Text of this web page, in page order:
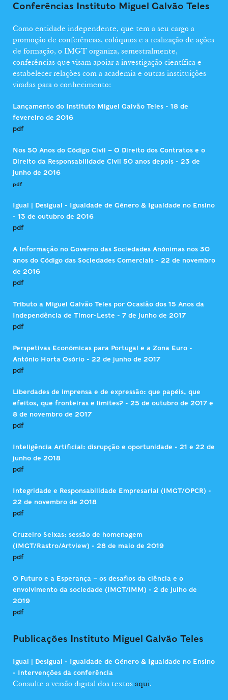
Conferências Instituto Miguel Galvão Teles
Como entidade independente, que tem a seu cargo a
promoção de conferências, colóquios e a realização de ações
de formação, o IMGT organiza, semestralmente,
conferências que visam apoiar a investigação científica e
estabelecer relações com a academia e outras instituições
viradas para o conhecimento:
Lançamento do Instituto Miguel Galvão Teles - 18 de
fevereiro de 2016
pdf
Nos 50 Anos do Código Civil – O Direito dos Contratos e o
Direito da Responsabilidade Civil 50 anos depois - 23 de
junho de 2016
pdf
Igual | Desigual - Igualdade de Género & Igualdade no Ensino
- 13 de outubro de 2016
pdf
A Informação no Governo das Sociedades Anónimas nos 30
anos do Código das Sociedades Comerciais - 22 de novembro
de 2016
pdf
Tributo a Miguel Galvão Teles por Ocasião dos 15 Anos da
Independência de Timor-Leste - 7 de junho de 2017
pdf
Perspetivas Económicas para Portugal e a Zona Euro -
António Horta Osório - 22 de junho de 2017
pdf
Liberdades de imprensa e de expressão: que papéis, que
efeitos, que fronteiras e limites? - 25 de outubro de 2017 e
8 de novembro de 2017
pdf
Inteligência Artificial: disrupção e oportunidade - 21 e 22 de
junho de 2018
pdf
Integridade e Responsabilidade Empresarial (IMGT/OPCR) -
22 de novembro de 2018
pdf
Cruzeiro Seixas: sessão de homenagem
(IMGT/Rastro/Artview) - 28 de maio de 2019
pdf
O Futuro e a Esperança – os desafios da ciência e o
envolvimento da sociedade (IMGT/iMM) - 2 de julho de
2019
pdf
Publicações Instituto Miguel Galvão Teles
Igual | Desigual - Igualdade de Género & Igualdade no Ensino
- Intervenções da conferência
Consulte a versão digital dos textos aqui.